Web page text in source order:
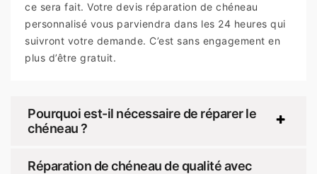
ce sera fait. Votre devis réparation de chéneau
personnalisé vous parviendra dans les 24 heures qui
suivront votre demande. C’est sans engagement en
plus d’être gratuit.
Pourquoi est-il nécessaire de réparer le
chéneau ?
Réparation de chéneau de qualité avec